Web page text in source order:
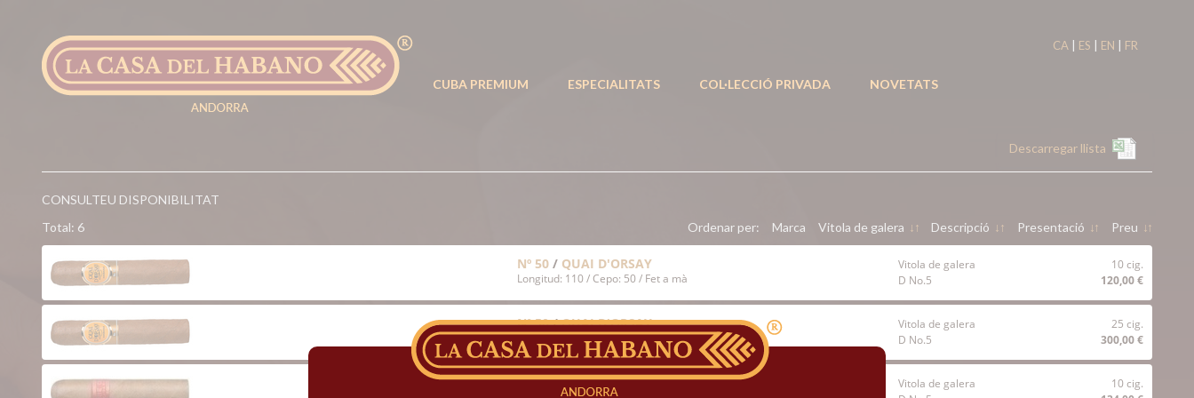
CA | ES | EN | FR
CUBA PREMIUM ESPECIALITATS COL·LECCIÓ PRIVADA NOVETATS
Descarregar llista
CONSULTEU DISPONIBILITAT
Total: 6
Ordenar per: Marca ↓↑
Vitola de galera ↓↑
Descripció ↓↑
Presentació ↓↑
Preu
Nº 50 / QUAI D'ORSAY
Longitud: 110 / Cepo: 50 / Fet a mà
Vitola de galera
D No.5
10 cig.
120,00 €
Nº 50/QUAI D'ORSAY
Longitud: 110 / Cepo: 50 / Fet a mà
Vitola de galera
D No.5
25 cig.
300,00 €
SERIE D No.5/PARTAGAS
Vitola de galera
10 cig.